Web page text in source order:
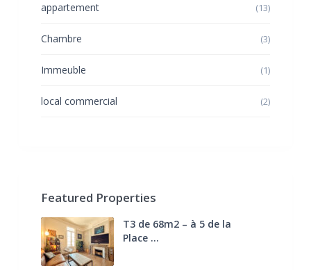
appartement (13)
Chambre (3)
Immeuble (1)
local commercial (2)
Featured Properties
T3 de 68m2 – à 5 de la
Place ...